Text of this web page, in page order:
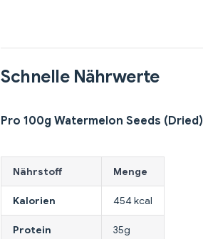
Schnelle Nährwerte
Pro 100g Watermelon Seeds (Dried)
Nährstoff Menge
Kalorien 454 kcal
Protein 35g